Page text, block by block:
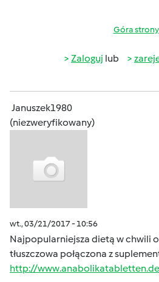
Góra strony
Zaloguj lub
Januszek1980
(niezweryfikowany)
wt., 03/21/2017 - 10:56
Najpopularniejsza dietą w chwili
tłuszczowa połączona z
http://www.anabolikatabletten.de